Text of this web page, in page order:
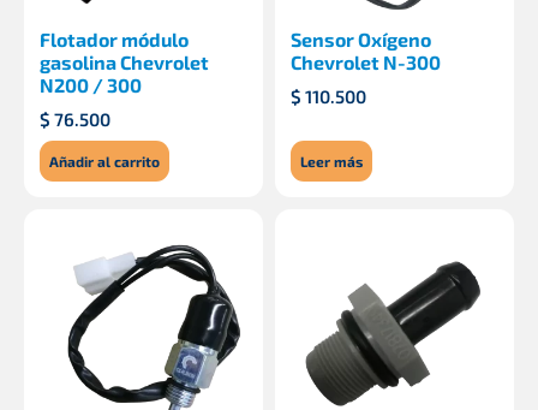
Flotador módulo
gasolina Chevrolet
N200 / 300
$ 76.500
Añadir al carrito
Sensor Oxígeno
Chevrolet N-300
$ 110.500
Leer más